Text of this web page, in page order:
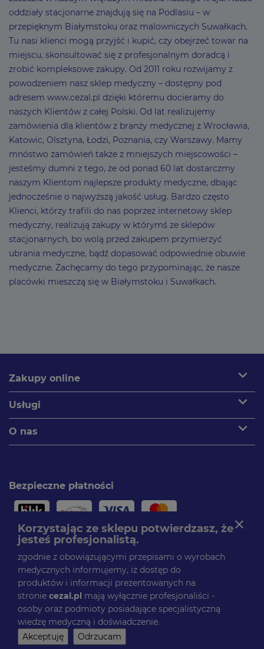
oddziały stacjonarne znajdują się na Podlasiu – w
przepięknym Białymstoku oraz malowniczych Suwałkach.
Tu nasi klienci mogą przyjść i kupić, czy obejrzeć towar na
miejscu, skonsultować się z profesjonalnym doradcą i
zrobić kompleksowe zakupy. Od 2011 roku rozwijamy z
powodzeniem nasz sklep medyczny – dostępny pod
adresem www.cezal.pl dzięki któremu docieramy do
naszych Klientów z całej Polski. Od lat realizujemy
zamówienia dla klientów z branży medycznej z Wrocławia,
Katowic, Olsztyna, Łodzi, Poznania, czy Warszawy. Mamy
mnóstwo zamówień także z mniejszych miejscowości –
jesteśmy dumni z tego, że od ponad 60 lat dostarczmy
naszym Klientom najlepsze produkty medyczne, dbając
jednocześnie o najwyższą jakość usług. Bardzo często
Klienci, którzy trafili do nas poprzez internetowy sklep
medyczny, realizują zakupy w którymś ze sklepów
stacjonarnych, bo wolą przed zakupem przymierzyć
ubrania medyczne, bądź dopasować odpowiednie obuwie
medyczne. Zachęcamy do tego przypominając, że nasze
placówki mieszczą się w Białymstoku i Suwałkach.
Zakupy online expand_more
Usługi expand_more
O nas expand_more
Bezpieczne płatności
Paczki dostarczamy
Obserwuj nas
Facebook
Korzystając ze sklepu potwierdzasz, że
jesteś profesjonalistą.
zgodnie z obowiązującymi przepisami o wyrobach
medycznych informujemy, iż dostęp do
produktów i informacji prezentowanych na
stronie cezal.pl mają wyłącznie profesjonaliści -
osoby oraz podmioty posiadające specjalistyczną
wiedzę medyczną i doświadczenie.
close
© CEZAL 2025. Wszelkie prawa zastrzeżone.